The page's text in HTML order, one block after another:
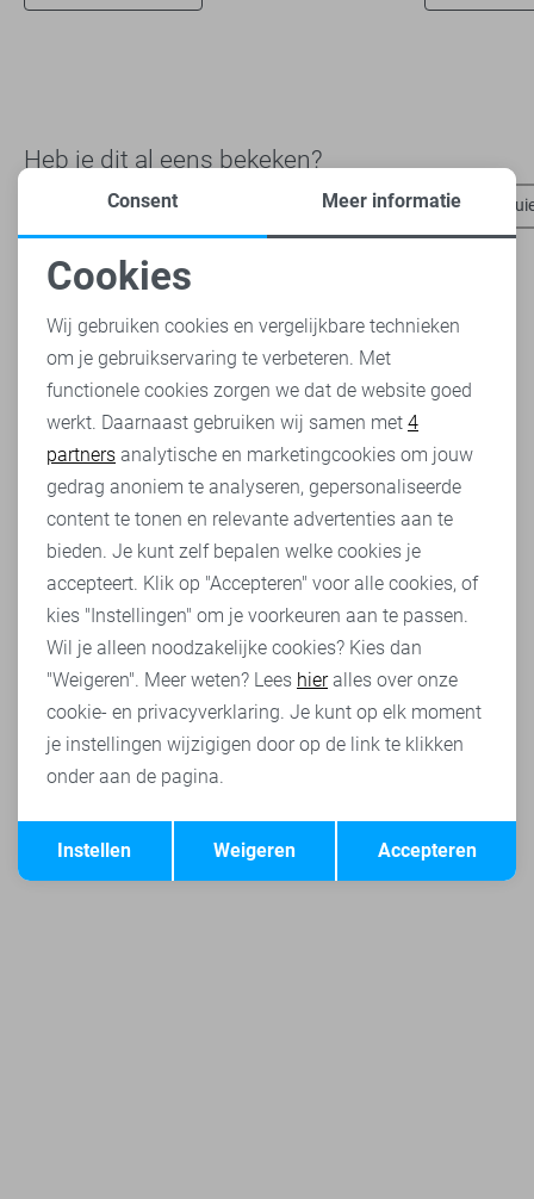
Heb je dit al eens bekeken?
Pieces t-shirts Pieces tops Pieces
Noodzakelijke cookies
Personalisatie cookies
Analytische cookies
Marketing cookies
Terug Opslaan
Consent Meer informatie
Cookies
Wij gebruiken cookies en vergelijkbare technieken
om je gebruikservaring te verbeteren. Met
functionele cookies zorgen we dat de website goed
werkt. Daarnaast gebruiken wij samen met 4
partners analytische en marketingcookies om jouw
gedrag anoniem te analyseren, gepersonaliseerde
content te tonen en relevante advertenties aan te
bieden. Je kunt zelf bepalen welke cookies je
accepteert. Klik op "Accepteren" voor alle cookies, of
kies "Instellingen" om je voorkeuren aan te passen.
Wil je alleen noodzakelijke cookies? Kies dan
"Weigeren". Meer weten? Lees hieralles over onze
cookie- en privacyverklaring. Je kunt op elk moment
je instellingen wijzigigen door op de link te klikken
onder aan de pagina.
Accepteren
Weigeren
Instellen